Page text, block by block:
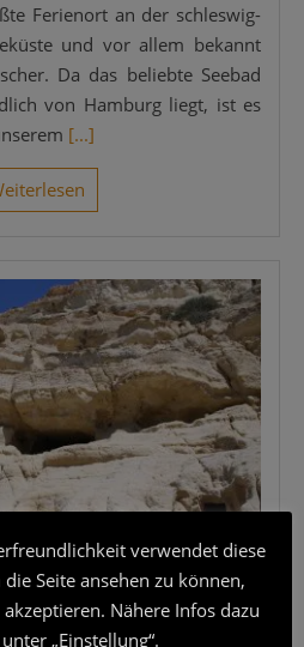
Feri­en­ort an der schles­­wig-
und vor allem bekannt
Da das belieb­te See­bad
von Ham­burg liegt, ist es
[...]
GRIECHENLAND
verwendet diese
Seite ansehen zu können,
Nähere Infos dazu
„Einstellung“.